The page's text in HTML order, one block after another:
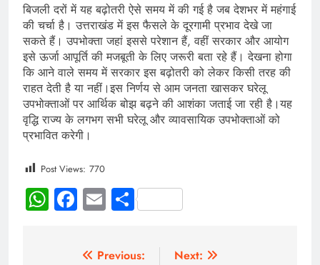
बिजली दरों में यह बढ़ोतरी ऐसे समय में की गई है जब देशभर में महंगाई
की चर्चा है। उत्तराखंड में इस फैसले के दूरगामी प्रभाव देखे जा
सकते हैं। उपभोक्ता जहां इससे परेशान हैं, वहीं सरकार और आयोग
इसे ऊर्जा आपूर्ति की मजबूती के लिए जरूरी बता रहे हैं। देखना होगा
कि आने वाले समय में सरकार इस बढ़ोतरी को लेकर किसी तरह की
राहत देती है या नहीं।इस निर्णय से आम जनता खासकर घरेलू
उपभोक्ताओं पर आर्थिक बोझ बढ़ने की आशंका जताई जा रही है।यह
वृद्धि राज्य के लगभग सभी घरेलू और व्यावसायिक उपभोक्ताओं को
प्रभावित करेगी।
Post Views: 770
WhatsApp
Facebook
EmailShare
Previous:
Next: